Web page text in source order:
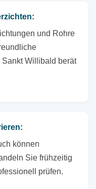
und Rohre
Willibald berät
können
Sie frühzeitig
prüfen.